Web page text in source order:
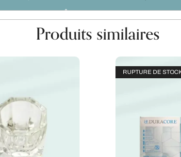
Produits similaires
RUPTURE DE